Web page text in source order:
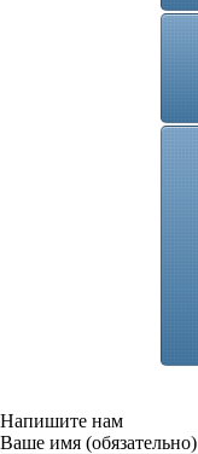
Напишите нам
Ваше имя (обязательно)